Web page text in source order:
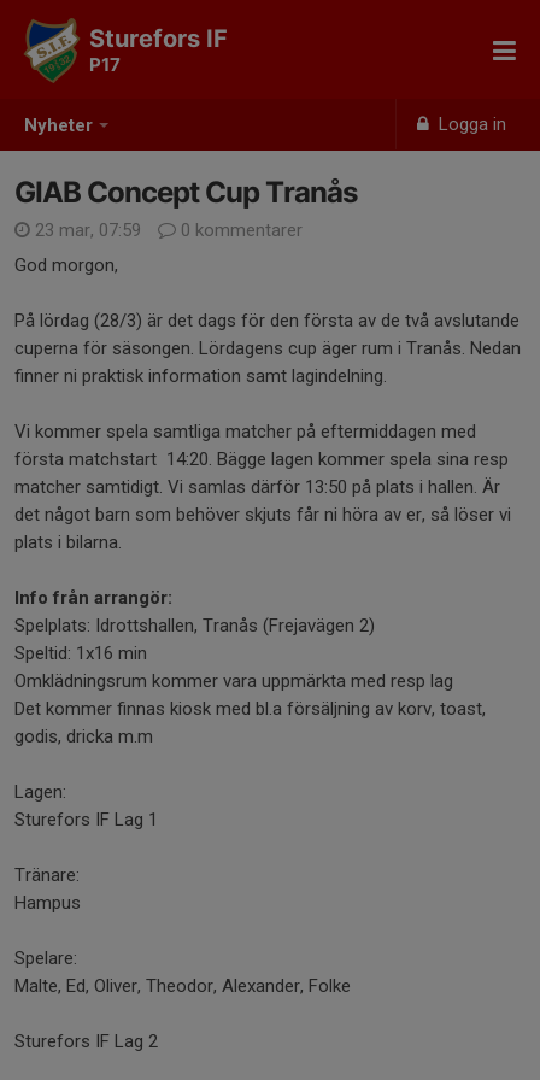
Nyheter Logga in
Sturefors IF
P17
GIAB Concept Cup Tranås
23 mar, 07:59
0 kommentarer
God morgon,
På lördag (28/3) är det dags för den första av de två avslutande
cuperna för säsongen. Lördagens cup äger rum i Tranås. Nedan
finner ni praktisk information samt lagindelning.
Vi kommer spela samtliga matcher på eftermiddagen med
första matchstart 14:20. Bägge lagen kommer spela sina resp
matcher samtidigt. Vi samlas därför 13:50 på plats i hallen. Är
det något barn som behöver skjuts får ni höra av er, så löser vi
plats i bilarna.
Info från arrangör:
Spelplats: Idrottshallen, Tranås (Frejavägen 2)
Speltid: 1x16 min
Omklädningsrum kommer vara uppmärkta med resp lag
Det kommer finnas kiosk med bl.a försäljning av korv, toast,
godis, dricka m.m
Lagen:
Sturefors IF Lag 1
Tränare:
Hampus
Spelare:
Malte, Ed, Oliver, Theodor, Alexander, Folke
Sturefors IF Lag 2